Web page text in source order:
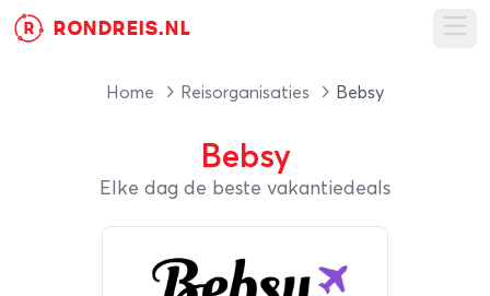
R RONDREIS.NL
Home Reisorganisaties Bebsy
Bebsy
Elke dag de beste vakantiedeals